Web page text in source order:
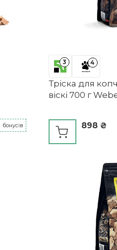
бонусів
3 4
Тріска для
віскі 700 г
898 ₴